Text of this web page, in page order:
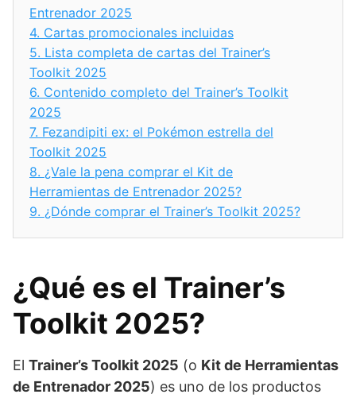
Entrenador 2025
4. Cartas promocionales incluidas
5. Lista completa de cartas del Trainer’s
Toolkit 2025
6. Contenido completo del Trainer’s Toolkit
2025
7. Fezandipiti ex: el Pokémon estrella del
Toolkit 2025
8. ¿Vale la pena comprar el Kit de
Herramientas de Entrenador 2025?
9. ¿Dónde comprar el Trainer’s Toolkit 2025?
¿Qué es el Trainer’s
Toolkit 2025?
El Trainer’s Toolkit 2025 (o Kit de Herramientas
de Entrenador 2025) es uno de los productos